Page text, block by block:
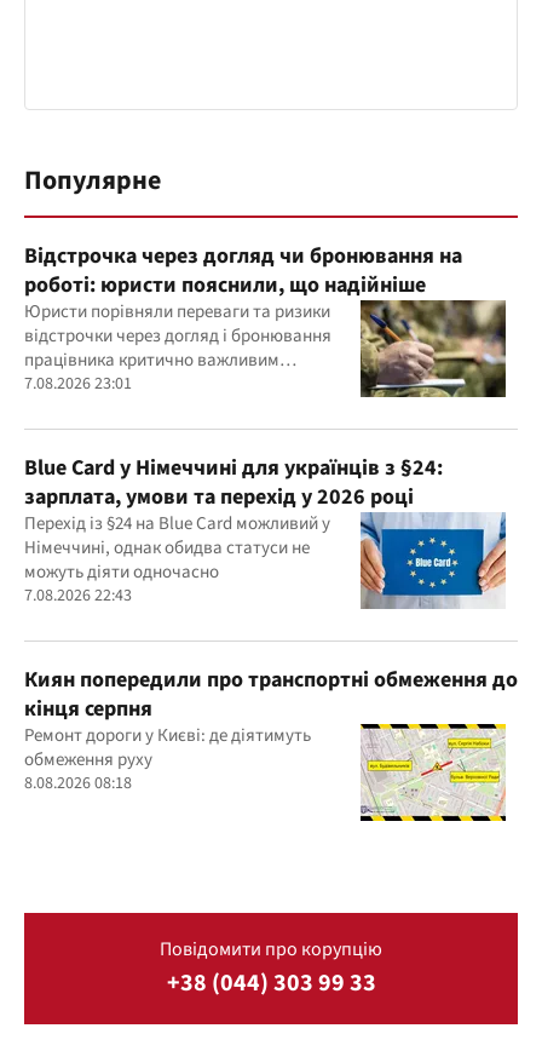
Популярне
Відстрочка через догляд чи бронювання на
роботі: юристи пояснили, що надійніше
Юристи порівняли переваги та ризики
відстрочки через догляд і бронювання
працівника критично важливим
підприємством
7.08.2026 23:01
Blue Card у Німеччині для українців з §24:
зарплата, умови та перехід у 2026 році
Перехід із §24 на Blue Card можливий у
Німеччині, однак обидва статуси не
можуть діяти одночасно
7.08.2026 22:43
Киян попередили про транспортні обмеження до
кінця серпня
Ремонт дороги у Києві: де діятимуть
обмеження руху
8.08.2026 08:18
Повідомити про корупцію
+38 (044) 303 99 33